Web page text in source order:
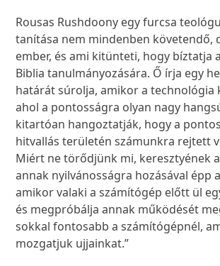
Rousas Rushdoony egy furcsa
tanítása nem mindenben követendő,
ember, és ami kitünteti, hogy bíztatja
Biblia tanulmányozására. Ő írja egy
határát súrolja, amikor a technológia
ahol a pontosságra olyan nagy
kitartóan hangoztatják, hogy a
hitvallás területén számunkra rejtett
Miért ne törődjünk mi, keresztyének
annak nyilvánosságra hozásával épp
amikor valaki a számítógép előtt ül
és megpróbálja annak működését
sokkal fontosabb a számítógépnél,
mozgatjuk ujjainkat.”